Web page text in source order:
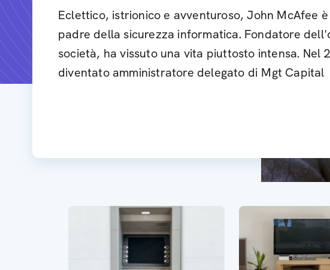
Eclettico, istrionico e avventuroso, John McAfee
padre della sicurezza informatica. Fondatore
società, ha vissuto una vita piuttosto intensa. Nel
diventato amministratore delegato di Mgt Capital